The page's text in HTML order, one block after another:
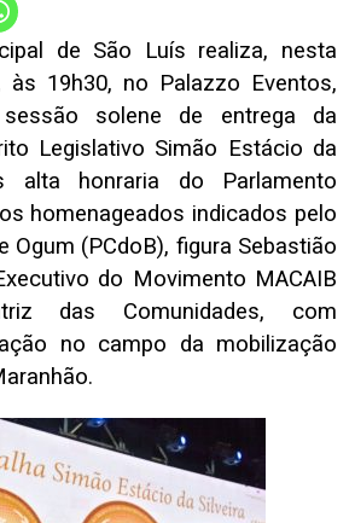
de São Luís realiza, nesta
às 19h30, no Palazzo Eventos,
solene de entrega da
Legislativo Simão Estácio da
alta honraria do Parlamento
homenageados indicados pelo
Ogum (PCdoB), figura Sebastião
do Movimento MACAIB
das Comunidades, com
no campo da mobilização